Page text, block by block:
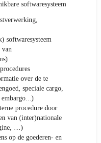
softwaresysteem
softwaresysteem
van
over de te
speciale cargo,
procedure door
van (inter)nationale
…)
op de goederen- en